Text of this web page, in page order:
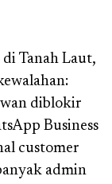
Tanah Laut,
diblokir
Business
customer
admin